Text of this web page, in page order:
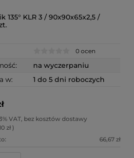
135° KLR 3 / 90x90x65x2,5 /
0 ocen
na wyczerpaniu
w:
1 do 5 dni roboczych
VAT, bez kosztów dostawy
zł )
66,67 zł